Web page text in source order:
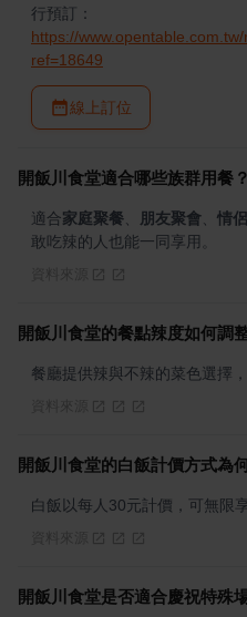
行預訂：
https://
ref=18649
線上訂位
開飯川食堂適合哪些族群用餐？
適合家庭聚餐 朋友聚會 情
敢吃辣的人也能一同享用。
開飯川食堂的餐點辣度如何調
餐廳提供辣與不辣的菜色選擇
開飯川食堂的白飯計價方式為
白飯以每人30元計價，可無限享
開飯川食堂是否適合慶祝特殊